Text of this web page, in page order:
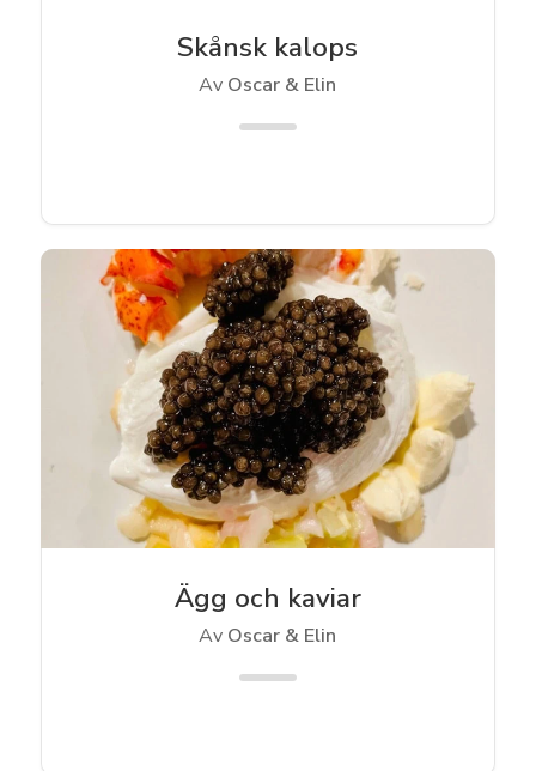
Skånsk kalops
Av Oscar & Elin
Ägg och kaviar
Av Oscar & Elin